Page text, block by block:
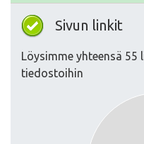
Sivun linkit
Löysimme yhteensä
tiedostoihin